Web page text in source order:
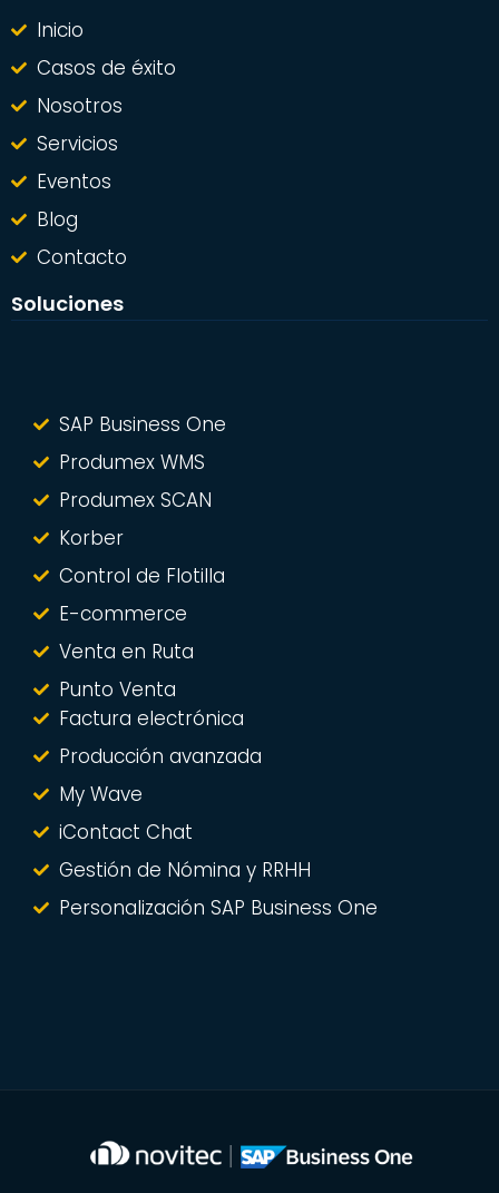
Inicio
Casos de éxito
Nosotros
Servicios
Eventos
Blog
Contacto
Soluciones
SAP Business One
Produmex WMS
Produmex SCAN
Korber
Control de Flotilla
E-commerce
Venta en Ruta
Punto Venta
Factura electrónica
Producción avanzada
My Wave
iContact Chat
Gestión de Nómina y RRHH
Personalización SAP Business One